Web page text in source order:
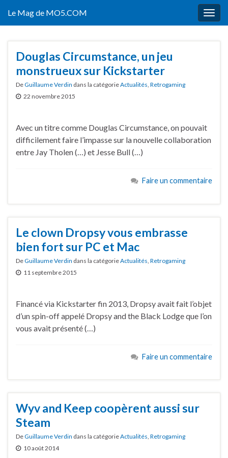
Le Mag de MO5.COM
Douglas Circumstance, un jeu
monstrueux sur Kickstarter
DeGuillaume Verdin dans la catégorieActualités, Retrogaming
22 novembre 2015
Avec un titre comme Douglas Circumstance, on pouvait
difficilement faire l’impasse sur la nouvelle collaboration
entre Jay Tholen (…) et Jesse Bull (…)
Faire un commentaire
Le clown Dropsy vous embrasse
bien fort sur PC et Mac
DeGuillaume Verdin dans la catégorieActualités Retrogaming
11 septembre 2015
Financé via Kickstarter fin 2013, Dropsy avait fait l’objet
d’un spin-off appelé Dropsy and the Black Lodge que l’on
vous avait présenté (…)
Faire un commentaire
Wyv and Keep coopèrent aussi sur
Steam
DeGuillaume Verdin dans la catégorieActualités, Retrogaming
10 août 2014